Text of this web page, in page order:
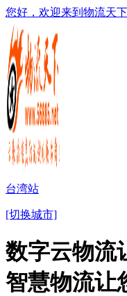
您好，欢迎来到物流天
台湾站
[切换城市]
数字云物流
智慧物流让